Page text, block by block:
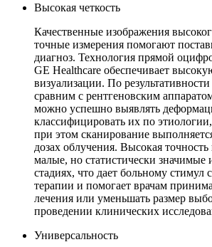
Высокая четкость
Качественные изображения
точные измерения помогают
диагноз. Технология прямой
GE Healthcare обеспечивает
визуализации. По
сравним с рентгеновским
можно успешно выявлять
классифицировать их по
при этом сканирование
дозах облучения. Высокая точность
малые, но статистически значимые
стадиях, что дает больному стимул
терапии и помогает врачам
лечения или уменьшать размер
проведении клинических
Универсальность